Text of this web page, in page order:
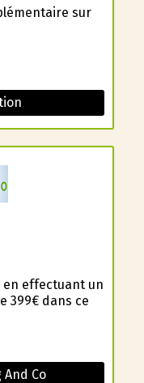
sur
en effectuant un
399€ dans ce
Co